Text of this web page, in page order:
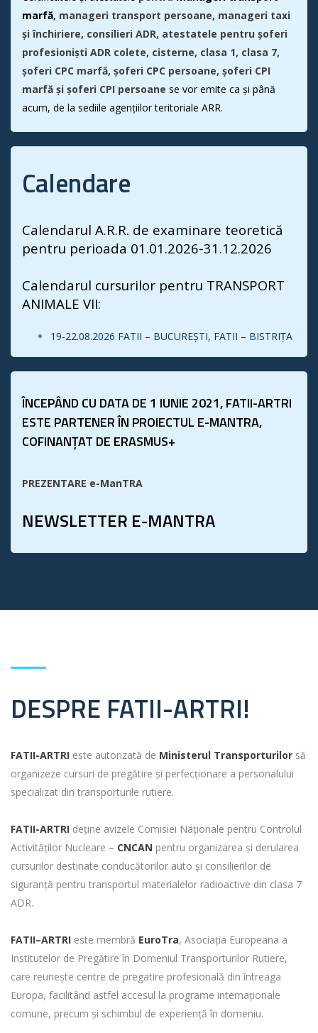
marfă, manageri transport persoane, manageri taxi
și închiriere, consilieri ADR, atestatele pentru șoferi
profesioniști ADR colete, cisterne, clasa 1, clasa 7,
șoferi CPC marfă, șoferi CPC persoane, șoferi CPI
marfă și șoferi CPI persoane se vor emite ca și până
acum, de la sediile agențiilor teritoriale ARR.
Calendare
Calendarul A.R.R. de examinare teoretică
pentru perioada 01.01.2026-31.12.2026
Calendarul cursurilor pentru TRANSPORT
ANIMALE VII:
19-22.08.2026 FATII – BUCUREȘTI, FATII – BISTRIȚA
ÎNCEPÂND CU DATA DE 1 IUNIE 2021, FATII-ARTRI
ESTE PARTENER ÎN PROIECTUL E-MANTRA,
COFINANȚAT DE ERASMUS+
PREZENTARE e-ManTRA
NEWSLETTER E-MANTRA
DESPRE FATII-ARTRI!
FATII-ARTRI este autorizată de Ministerul Transporturilor să
organizeze cursuri de pregătire și perfecționare a personalului
specializat din transporturile rutiere.
FATII-ARTRI deține avizele Comisiei Naționale pentru Controlul
Activităților Nucleare – CNCAN pentru organizarea și derularea
cursurilor destinate conducătorilor auto și consilierilor de
siguranță pentru transportul materialelor radioactive din clasa 7
ADR.
FATII–ARTRI este membră EuroTra, Asociația Europeana a
Institutelor de Pregătire în Domeniul Transporturilor Rutiere,
care reunește centre de pregatire profesională din întreaga
Europa, facilitând astfel accesul la programe internaționale
comune, precum și schimbul de experiență în domeniu.